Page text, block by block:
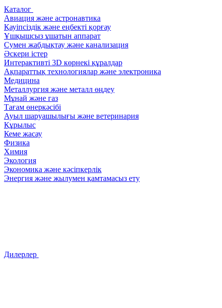
Каталог
Авиация және астронавтика
Қауіпсіздік және еңбекті қорғау
Ұшқышсыз ұшатын аппарат
Сумен жабдықтау және канализация
Әскери істер
Интерактивті 3D көрнекі құралдар
Ақпараттық технологиялар және электроника
Медицина
Металлургия және металл өңдеу
Мұнай және газ
Тағам өнеркәсібі
Ауыл шаруашылығы және ветеринария
Құрылыс
Кеме жасау
Физика
Химия
Экология
Экономика және кәсіпкерлік
Энергия және жылумен қамтамасыз ету
Дилерлер